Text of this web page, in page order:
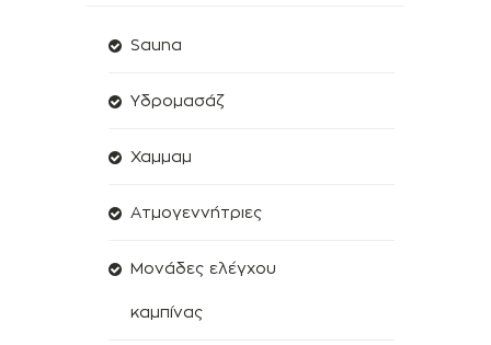
Sauna
Υδρομασάζ
Χαμμαμ
Aτμογεννήτριες
Μονάδες ελέγχου
καμπίνας